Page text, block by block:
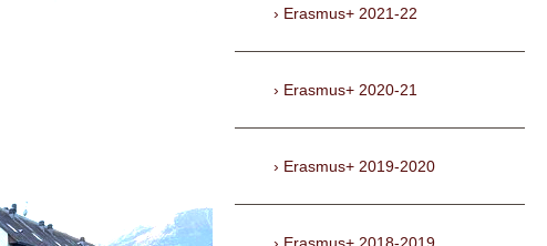
Erasmus+ 2021-22
Erasmus+ 2020-21
Erasmus+ 2019-2020
Erasmus+ 2018-2019